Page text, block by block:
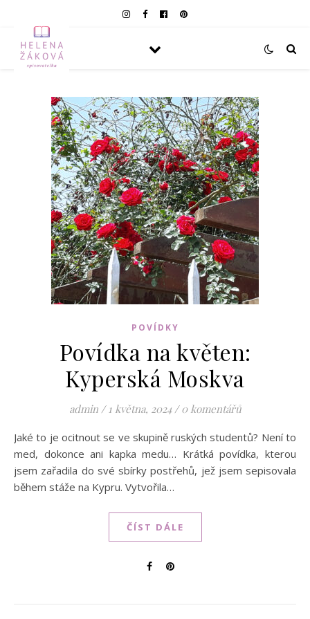
POVÍDKY
Povídka na květen:
Kyperská Moskva
admin / 1 května, 2024 / 0 komentářů
Jaké to je ocitnout se ve skupině ruských studentů? Není to
med, dokonce ani kapka medu… Krátká povídka, kterou
jsem zařadila do své sbírky postřehů, jež jsem sepisovala
během stáže na Kypru. Vytvořila…
ČÍST DÁLE